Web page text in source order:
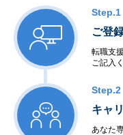
Step.1
ご登
転職支
ご記入
Step.2
キャ
あなた